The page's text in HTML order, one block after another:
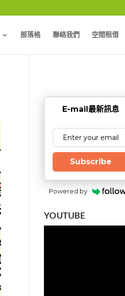
部落格 聯絡我們 空間租借
E-mail最新訊息
Subscribe
Powered by
YOUTUBE